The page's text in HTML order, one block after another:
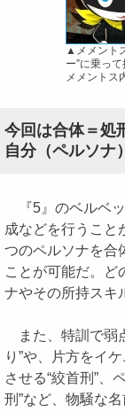
▲メメント
ー”に乗っ
メメントス
今回は合体＝処
自分（ペルソナ
『5』のベルベ
成などを行うこと
つのペルソナを合
ことが可能だ。ど
ナやその所持スキ
また、特訓で弱
り”や、片方をイ
させる“絞首刑”、
刑”など、物騒な